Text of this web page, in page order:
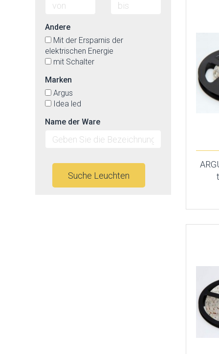
Andere
Mit der Ersparnis der
elektrischen Energie
mit Schalter
Marken
Argus
Idea led
Name der Ware
Suche Leuchten